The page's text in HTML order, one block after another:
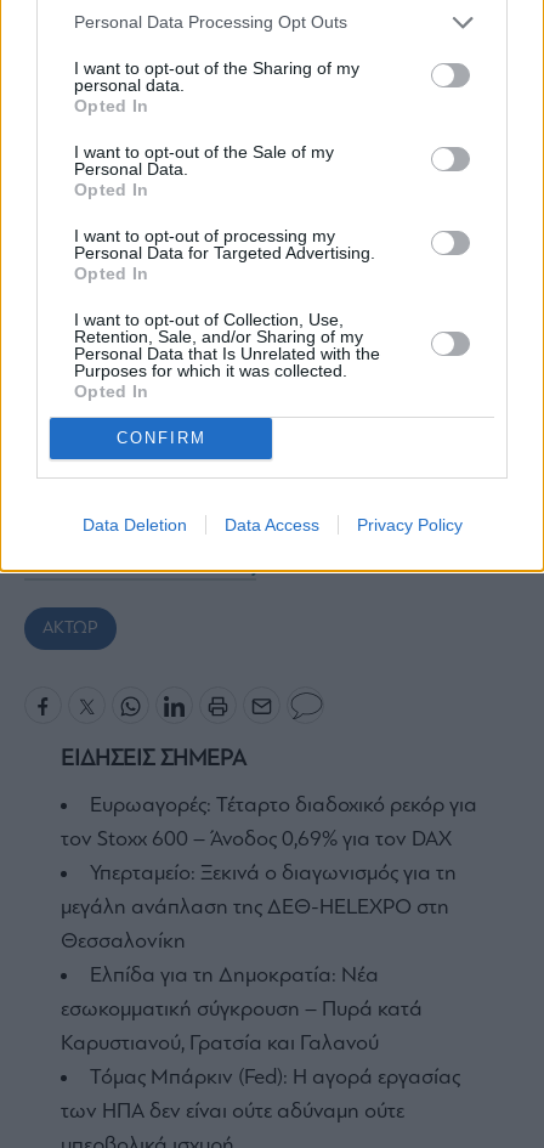
Personal Data Processing Opt Outs
I want to opt-out of the Sharing of my
personal data.
Opted In
I want to opt-out of the Sale of my
Personal Data.
Opted In
I want to opt-out of processing my
Personal Data for Targeted Advertising.
Opted In
I want to opt-out of Collection, Use,
Retention, Sale, and/or Sharing of my
Personal Data that Is Unrelated with the
Purposes for which it was collected.
Opted In
CONFIRM
Data Deletion Data Access Privacy Policy
Alpha Bank: Διάθεση 4,2 εκατ. ιδίων μετοχών
σε 1.260 δικαιούχους
ΑΚΤΩΡ
ΕΙΔΗΣΕΙΣ ΣΗΜΕΡΑ
Ευρωαγορές: Τέταρτο διαδοχικό ρεκόρ για
τον Stoxx 600 – Άνοδος 0,69% για τον DAX
Υπερταμείο: Ξεκινά ο διαγωνισμός για τη
μεγάλη ανάπλαση της ΔΕΘ-HELEXPO στη
Θεσσαλονίκη
Ελπίδα για τη Δημοκρατία: Νέα
εσωκομματική σύγκρουση – Πυρά κατά
Καρυστιανού, Γρατσία και Γαλανού
Τόμας Μπάρκιν (Fed): Η αγορά εργασίας
των ΗΠΑ δεν είναι ούτε αδύναμη ούτε